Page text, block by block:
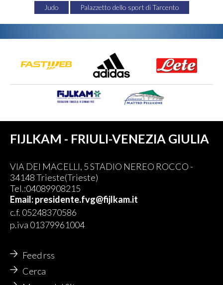
Judo Palazzetto dello sport di Tarcento
FIJLKAM - FRIULI-VENEZIA GIULIA
VIA DEI MACELLI, 5 STADIO NEREO ROCCO -
34148 Trieste(Trieste)
Tel.:04089908215
Email: presidente.fvg@fijlkam.it
c.f. 05248370586
p.iva 01379961004
Feed rss
Cerca